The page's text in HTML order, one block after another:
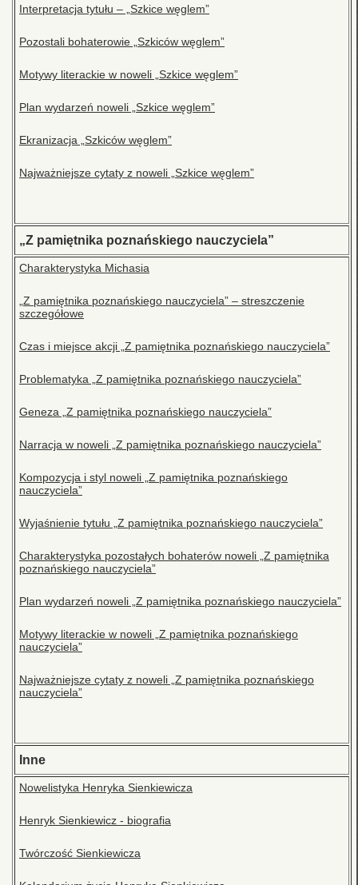
Interpretacja tytułu – „Szkice węglem”
Pozostali bohaterowie „Szkiców węglem”
Motywy literackie w noweli „Szkice węglem”
Plan wydarzeń noweli „Szkice węglem”
Ekranizacja „Szkiców węglem”
Najważniejsze cytaty z noweli „Szkice węglem”
„Z pamiętnika poznańskiego nauczyciela”
Charakterystyka Michasia
„Z pamiętnika poznańskiego nauczyciela” – streszczenie
szczegółowe
Czas i miejsce akcji „Z pamiętnika poznańskiego nauczyciela”
Problematyka „Z pamiętnika poznańskiego nauczyciela”
Geneza „Z pamiętnika poznańskiego nauczyciela”
Narracja w noweli „Z pamiętnika poznańskiego nauczyciela”
Kompozycja i styl noweli „Z pamiętnika poznańskiego
nauczyciela”
Wyjaśnienie tytułu „Z pamiętnika poznańskiego nauczyciela”
Charakterystyka pozostałych bohaterów noweli „Z pamiętnika
poznańskiego nauczyciela”
Plan wydarzeń noweli „Z pamiętnika poznańskiego nauczyciela”
Motywy literackie w noweli „Z pamiętnika poznańskiego
nauczyciela”
Najważniejsze cytaty z noweli „Z pamiętnika poznańskiego
nauczyciela”
Inne
Nowelistyka Henryka Sienkiewicza
Henryk Sienkiewicz - biografia
Twórczość Sienkiewicza